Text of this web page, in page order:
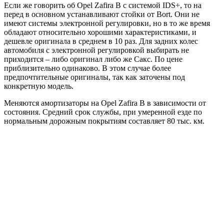
Если же говорить об Opel Zafira B с системой IDS+, то на
перед в основном устанавливают стойки от Bort. Они не
имеют системы электронной регулировки, но в то же время
обладают относительно хорошими характеристиками, и
дешевле оригинала в среднем в 10 раз. Для задних колес
автомобиля с электронной регулировкой выбирать не
приходится – либо оригинал либо же Сакс. По цене
приблизительно одинаково. В этом случае более
предпочтительные оригиналы, так как заточены под
конкретную модель.
Меняются амортизаторы на Opel Zafira B в зависимости от
состояния. Средний срок службы, при умеренной езде по
нормальным дорожным покрытиям составляет 80 тыс. км.